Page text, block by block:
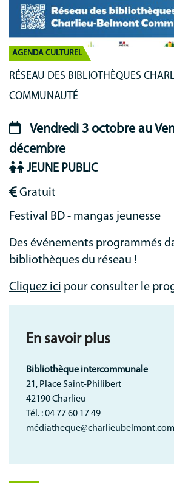
AGENDA CULTUREL
Lieu-
animation
RÉSEAU DES BIBLIOTHÈQUES
COMMUNAUTÉ
Période
animation
Vendredi 3 octobre au
décembre
JEUNE PUBLIC
Gratuit
Festival BD - mangas jeunesse
Des événements programmés
bibliothèques du réseau !
Cliquez ici pour consulter le
En savoir plus
Bibliothèque intercommunale
21, Place Saint-Philibert
42190 Charlieu
Tél. : 04 77 60 17 49
médiatheque@charlieubelmont.com